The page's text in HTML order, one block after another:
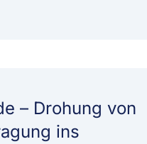
– Drohung von
ins